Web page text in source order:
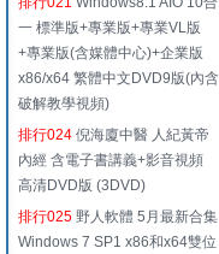
一 標準版+專業版+專業VL版
+專業版(含媒體中心)+企業版
x86/x64 繁體中文DVD9版(內含
破解教學視頻)
排行024 倪海廈中醫 人紀黃帝
內經 含電子書講義+影音視頻
高清DVD版 (3DVD)
排行025 野人軟體 5月最新合集
Windows 7 SP1 x86和x64雙位